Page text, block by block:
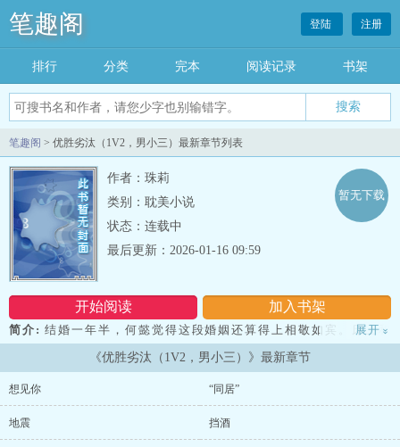
笔趣阁 登陆 注册
排行 分类 完本 阅读记录 书架
笔趣阁 > 优胜劣汰（1V2，男小三）最新章节列表
作者：珠莉
类别：耽美小说
状态：连载中
开始阅读 加入书架
暂无下载
最后更新：2026-01-16 09:59
简介: 结婚一年半，何懿觉得这段婚姻还算得上相敬如宾。床上和
谐，床下也能和平共处。直到肖瑜安抢走了她势在必得的客户与项
目。她向他讨要一个解释，他却说：“优胜劣汰，对方只是做了明智的
选择。”不久后，肖瑜安发现，他的妻子身边，多了一个年轻的实习
后，终于忍不住去质问她。何懿只是抬眼冷冷看他，用他曾教导她的
口吻：“优胜劣汰，这个道理，不是你教给我的吗？”话音未落，一份
展开 »
《优胜劣汰（1V2，男小三）》最新章节
想见你 “同居”
地震 挡酒